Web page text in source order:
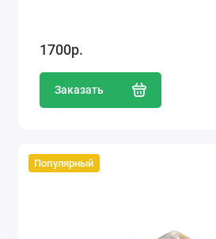
1700р.
Заказать
Популярный